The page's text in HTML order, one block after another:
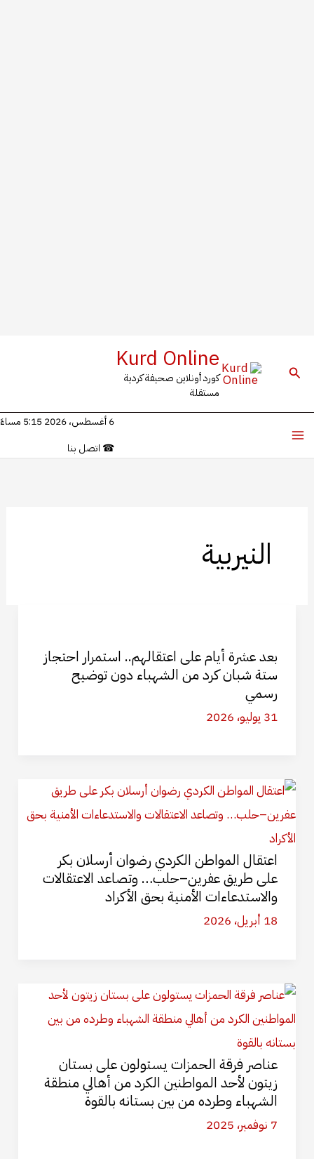
البحث Kurd Online
كورد أونلاين صحيفة كردية
مستقلة
6 أغسطس، 2026 5:15 مساءً
☎ اتصل بنا
النيربية
بعد عشرة أيام على اعتقالهم.. استمرار احتجاز
ستة شبان كرد من الشهباء دون توضيح
رسمي
31 يوليو، 2026
اعتقال المواطن الكردي رضوان أرسلان بكر
على طريق عفرين–حلب… وتصاعد الاعتقالات
والاستدعاءات الأمنية بحق الأكراد
18 أبريل، 2026
عناصر فرقة الحمزات يستولون على بستان
زيتون لأحد المواطنين الكرد من أهالي منطقة
الشهباء وطرده من بين بستانه بالقوة
7 نوفمبر، 2025